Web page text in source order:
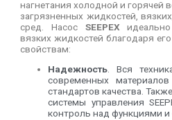
нагнетания холодной и горячей
загрязненных жидкостей,
сред. НасосSEEPEX
вязких жидкостей благодаря
свойствам:
Надежность. Вся
современных
стандартов качества.
системы управления
контроль над функциями и